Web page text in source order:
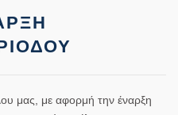
μας, με αφορμή την έναρξη